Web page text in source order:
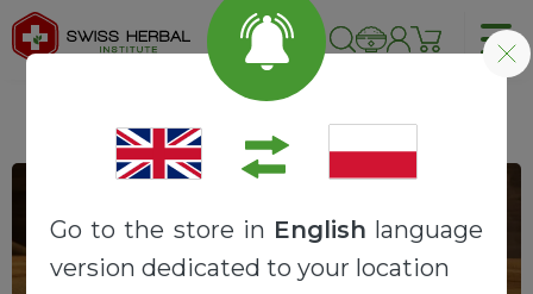
Go to the store in English language
version dedicated to your location